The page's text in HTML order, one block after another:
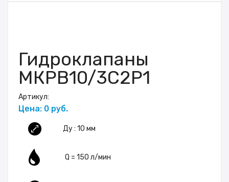
Гидроклапаны
МКРВ10/3C2P1
Артикул:
Цена: 0 руб.
Ду : 10 мм
Q = 150 л/мин